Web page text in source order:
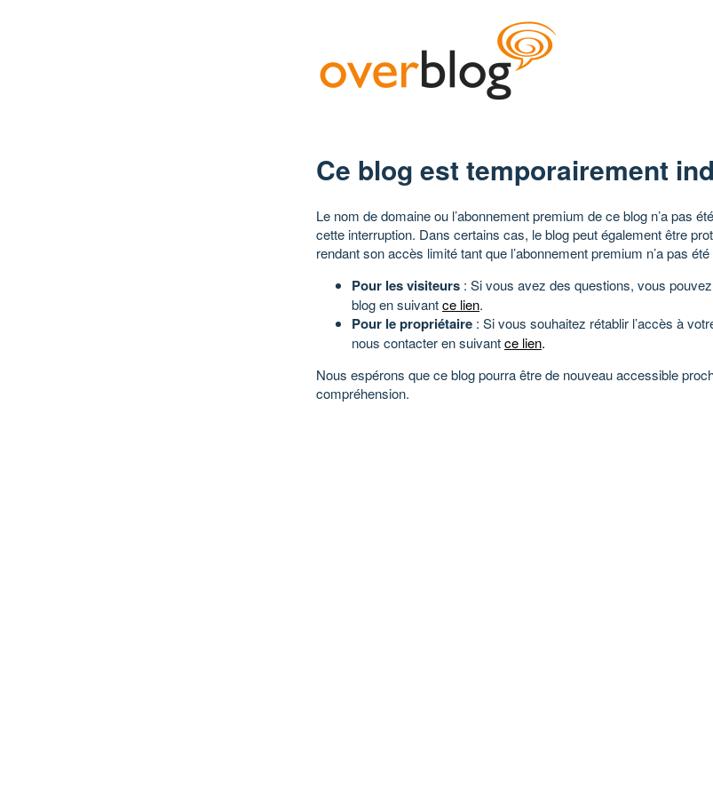
Ce blog est temporairement
Le nom de domaine ou l’abonnement premium de ce blog n’a pas
cette interruption. Dans certains cas, le blog peut également être
rendant son accès limité tant que l’abonnement premium n’a pas
Pour les visiteurs : Si vous avez des questions, vous
blog en suivantce lien.
Pour le propriétaire : Si vous souhaitez rétablir l’accès à
nous contacter en suivantce lien.
Nous espérons que ce blog pourra être de nouveau accessible
compréhension.